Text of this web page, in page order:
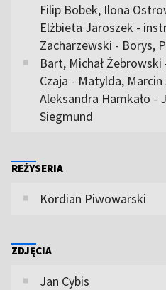
Filip Bobek, Ilona
Elżbieta Jaroszek -
Zacharzewski - Borys,
Bart, Michał
Czaja - Matylda, Marcin
Aleksandra Hamkało -
Siegmund
REŻYSERIA
Kordian Piwowarski
ZDJĘCIA
Jan Cybis